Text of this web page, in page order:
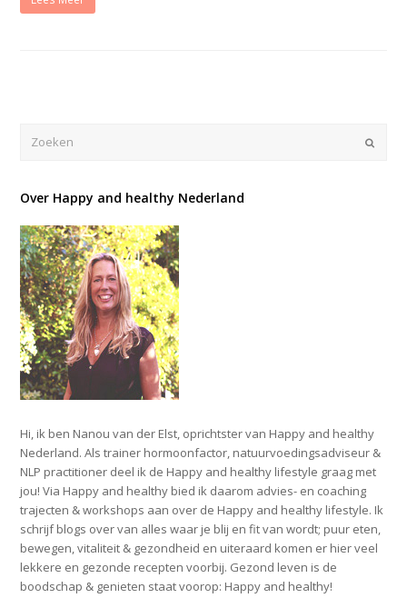
Over Happy and healthy Nederland
Hi, ik ben Nanou van der Elst, oprichtster van Happy and healthy
Nederland. Als trainer hormoonfactor, natuurvoedingsadviseur &
NLP practitioner deel ik de Happy and healthy lifestyle graag met
jou! Via Happy and healthy bied ik daarom advies- en coaching
trajecten & workshops aan over de Happy and healthy lifestyle. Ik
schrijf blogs over van alles waar je blij en fit van wordt; puur eten,
bewegen, vitaliteit & gezondheid en uiteraard komen er hier veel
lekkere en gezonde recepten voorbij. Gezond leven is de
boodschap & genieten staat voorop: Happy and healthy!